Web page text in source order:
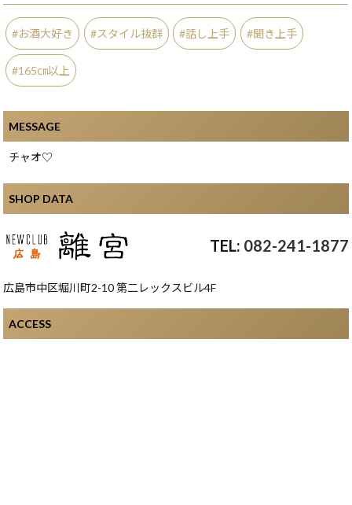
お酒大好き スタイル抜群 話し上手 聞き上手
165㎝以上
MESSAGE
チャオ♡
SHOP DATA
082-241-1877
広島市中区堀川町2-10 第二レックスビル4F
ACCESS